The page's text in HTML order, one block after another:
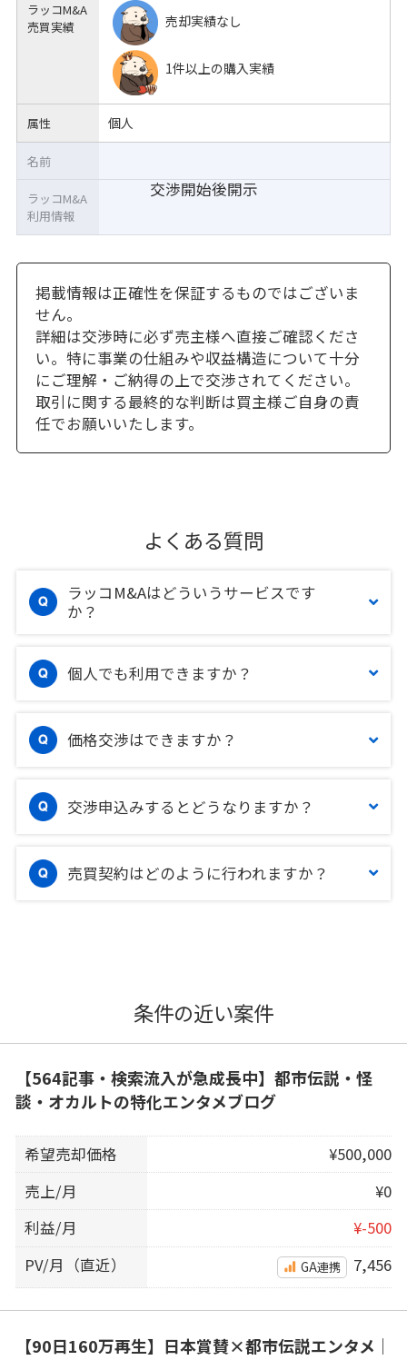
ラッコM&A
売買実績
売却実績なし
1件以上の購入実績
属性 個人
交渉開始後開示
名前
ラッコM&A
利用情報
掲載情報は正確性を保証するものではございま
せん。
詳細は交渉時に必ず売主様へ直接ご確認くださ
い。特に事業の仕組みや収益構造について十分
にご理解・ご納得の上で交渉されてください。
取引に関する最終的な判断は買主様ご自身の責
任でお願いいたします。
よくある質問
ラッコM&Aはどういうサービスです
か？
個人でも利用できますか？
価格交渉はできますか？
交渉申込みするとどうなりますか？
売買契約はどのように行われますか？
条件の近い案件
【564記事・検索流入が急成長中】都市伝説・怪
談・オカルトの特化エンタメブログ
希望売却価格
¥500,000
売上/月
¥0
利益/月
¥-500
PV/月（直近）
GA連携 7,456
【90日160万再生】日本賞賛×都市伝説エンタメ｜